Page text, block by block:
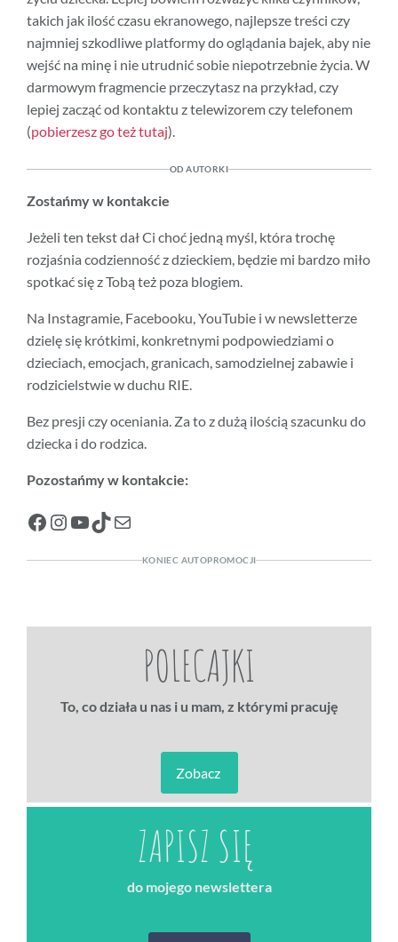
takich jak ilość czasu ekranowego, najlepsze treści czy
najmniej szkodliwe platformy do oglądania bajek, aby nie
wejść na minę i nie utrudnić sobie niepotrzebnie życia. W
darmowym fragmencie przeczytasz na przykład, czy
lepiej zacząć od kontaktu z telewizorem czy telefonem
(pobierzesz go też tutaj).
OD AUTORKI
Zostańmy w kontakcie
Jeżeli ten tekst dał Ci choć jedną myśl, która trochę
rozjaśnia codzienność z dzieckiem, będzie mi bardzo miło
spotkać się z Tobą też poza blogiem.
Na Instagramie, Facebooku, YouTubie i w newsletterze
dzielę się krótkimi, konkretnymi podpowiedziami o
dzieciach, emocjach, granicach, samodzielnej zabawie i
rodzicielstwie w duchu RIE.
Bez presji czy oceniania. Za to z dużą ilością szacunku do
dziecka i do rodzica.
Pozostańmy w kontakcie:
Facebook
Instagram
YouTube
TikTok
Mail
KONIEC AUTOPROMOCJI
POLECAJKI
To, co działa u nas i u mam, z którymi pracuję
Zobacz
ZAPISZ SIĘ
do mojego newslettera